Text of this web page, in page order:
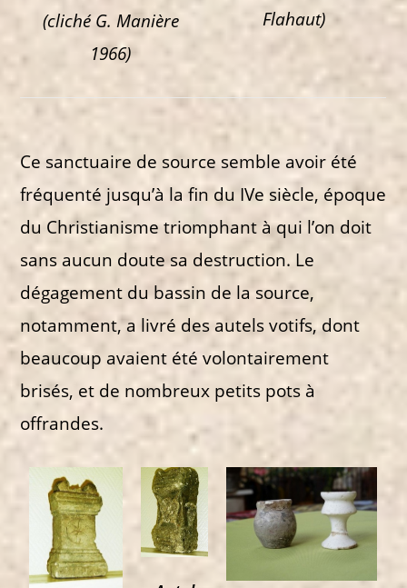
(cliché G. Manière
1966)
Flahaut)
Ce sanctuaire de source semble avoir été
fréquenté jusqu’à la fin du IVe siècle, époque
du Christianisme triomphant à qui l’on doit
sans aucun doute sa destruction. Le
dégagement du bassin de la source,
notamment, a livré des autels votifs, dont
beaucoup avaient été volontairement
brisés, et de nombreux petits pots à
offrandes.